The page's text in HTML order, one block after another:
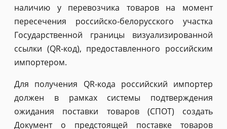
наличию у перевозчика товаров на момент
пересечения российско-белорусского участка
Государственной границы визуализированной
ссылки (QR-код), предоставленного российским
импортером.
Для получения QR-кода российский импортер
должен в рамках системы подтверждения
ожидания поставки товаров (СПОТ) создать
Документ о предстоящей поставке товаров